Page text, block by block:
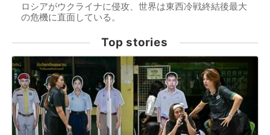
ロシアがウクライナに侵攻、世界は東西冷戦終結後最大
の危機に直面している。
Top stories